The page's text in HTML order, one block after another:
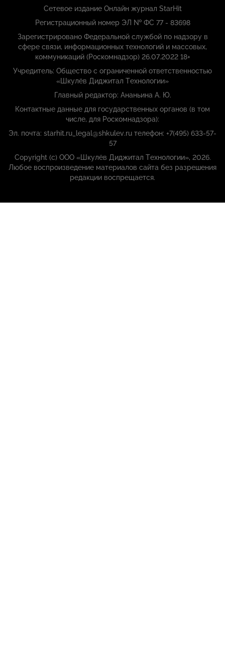
Сетевое издание Онлайн журнал StarHit
Регистрационный номер ЭЛ № ФС 77 - 83698
Зарегистрировано Федеральной службой по надзору в
сфере связи, информационных технологий и массовых,
коммуникаций (Роскомнадзор) 26.07.2022 18+
Учредитель: Общество с ограниченной ответственностью
«Шкулёв Диджитал Технологии»
Главный редактор: Ананьина А. Ю.
Контактные данные для государственных органов (в том
числе, для Роскомнадзора):
Эл. почта: starhit.ru_legal@shkulev.ru телефон: +7(495) 633-57-
57
Copyright (с) ООО «Шкулёв Диджитал Технологии», 2026.
Любое воспроизведение материалов сайта без разрешения
редакции воспрещается.